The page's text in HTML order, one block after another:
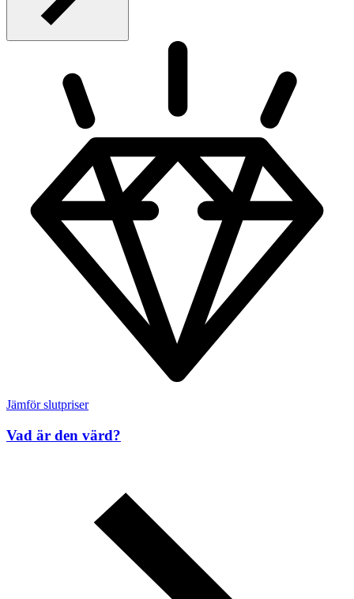
Jämför slutpriser
Vad är den värd?